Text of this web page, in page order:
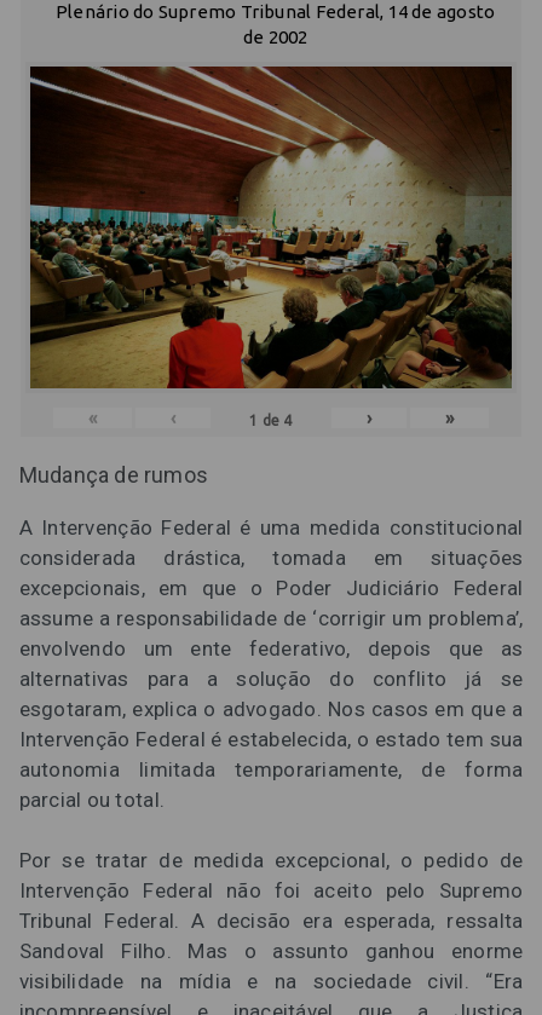
Plenário do Supremo Tribunal Federal, 14 de agosto
de 2002
« ‹ 1 de 4 › »
Mudança de rumos
A Intervenção Federal é uma medida constitucional
considerada drástica, tomada em situações
excepcionais, em que o Poder Judiciário Federal
assume a responsabilidade de ‘corrigir um problema’,
envolvendo um ente federativo, depois que as
alternativas para a solução do conflito já se
esgotaram, explica o advogado. Nos casos em que a
Intervenção Federal é estabelecida, o estado tem sua
autonomia limitada temporariamente, de forma
parcial ou total.
Por se tratar de medida excepcional, o pedido de
Intervenção Federal não foi aceito pelo Supremo
Tribunal Federal. A decisão era esperada, ressalta
Sandoval Filho. Mas o assunto ganhou enorme
visibilidade na mídia e na sociedade civil. “Era